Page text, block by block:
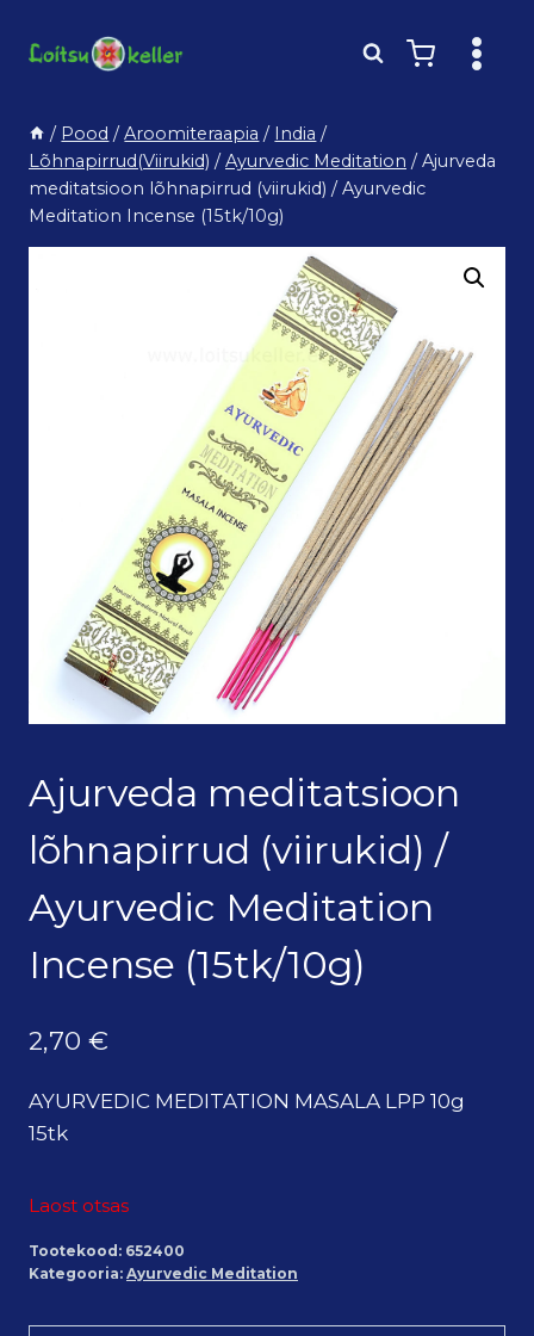
/ Pood / Aroomiteraapia / India /
Lõhnapirrud(Viirukid) / Ayurvedic Meditation / Ajurveda
meditatsioon lõhnapirrud (viirukid) / Ayurvedic
Meditation Incense (15tk/10g)
Ajurveda meditatsioon
lõhnapirrud (viirukid) /
Ayurvedic Meditation
Incense (15tk/10g)
2,70 €
AYURVEDIC MEDITATION MASALA LPP 10g
15tk
Laost otsas
Tootekood: 652400
Kategooria: Ayurvedic Meditation